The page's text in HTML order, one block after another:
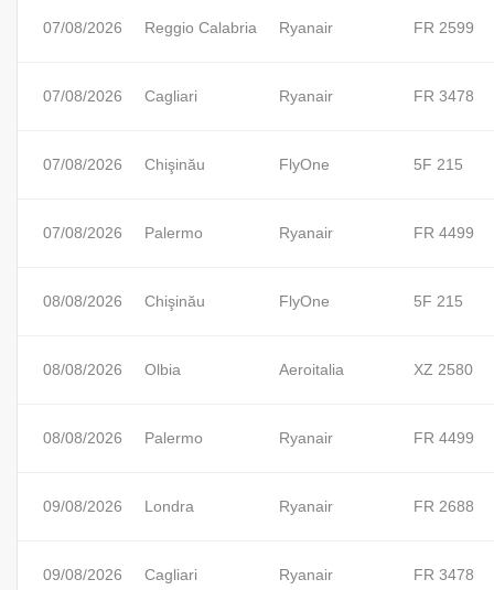
07/08/2026 Reggio Calabria Ryanair FR 2599
07/08/2026 Cagliari Ryanair FR 3478
07/08/2026 Chişinău FlyOne 5F 215
07/08/2026 Palermo Ryanair FR 4499
08/08/2026 Chişinău FlyOne 5F 215
08/08/2026 Olbia Aeroitalia XZ 2580
08/08/2026 Palermo Ryanair FR 4499
09/08/2026 Londra Ryanair FR 2688
09/08/2026 Cagliari Ryanair FR 3478